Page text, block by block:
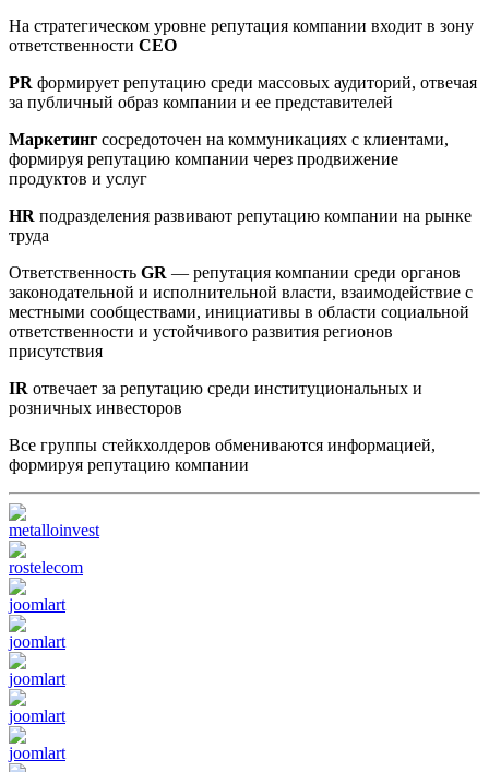
На стратегическом уровне репутация компании входит в зону
ответственности CEO
PR формирует репутацию среди массовых аудиторий, отвечая
за публичный образ компании и ее представителей
Маркетинг сосредоточен на коммуникациях с клиентами,
формируя репутацию компании через продвижение
продуктов и услуг
HR подразделения развивают репутацию компании на рынке
труда
Ответственность GR — репутация компании среди органов
законодательной и исполнительной власти, взаимодействие с
местными сообществами, инициативы в области социальной
ответственности и устойчивого развития регионов
присутствия
IR отвечает за репутацию среди институциональных и
розничных инвесторов
Все группы стейкхолдеров обмениваются информацией,
формируя репутацию компании